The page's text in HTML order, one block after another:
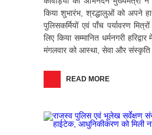
किया शुभारंभ, श्रद्धालुओं को अपने
पुलिसकर्मियों एवं पाँच पर्यावरण
लिए किया सम्मानित धर्मनगरी
मंगलवार को आस्था, सेवा और संस्कृति
READ MORE